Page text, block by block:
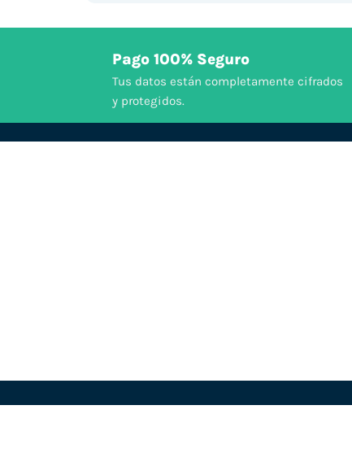
Pago 100% Seguro
Tus datos están completamente cifrados
y protegidos.